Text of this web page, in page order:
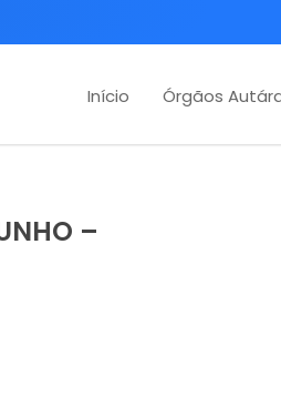
Início Órgãos
–